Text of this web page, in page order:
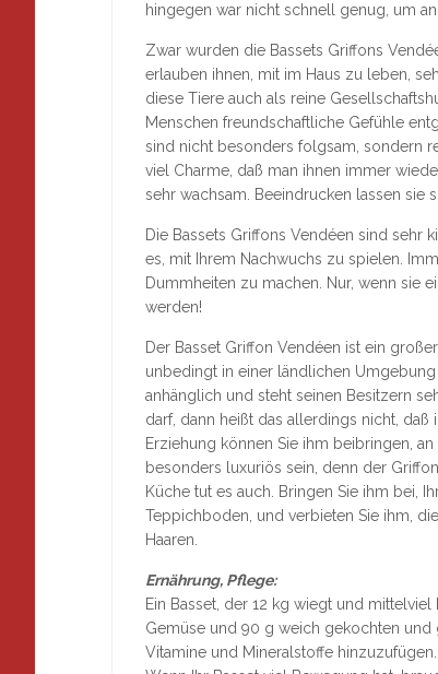
hingegen war nicht schnell genug, um
Zwar wurden die Bassets Griffons
erlauben ihnen, mit im Haus zu leben,
diese Tiere auch als reine
Menschen freundschaftliche Gefühle
sind nicht besonders folgsam, sondern
viel Charme, daß man ihnen immer
sehr wachsam. Beeindrucken lassen sie
Die Bassets Griffons Vendéen sind sehr
es, mit Ihrem Nachwuchs zu spielen.
Dummheiten zu machen. Nur, wenn sie
werden!
Der Basset Griffon Vendéen ist ein
unbedingt in einer ländlichen
anhänglich und steht seinen Besitzern
darf, dann heißt das allerdings nicht,
Erziehung können Sie ihm beibringen,
besonders luxuriös sein, denn der
Küche tut es auch. Bringen Sie ihm bei,
Teppichboden, und verbieten Sie ihm,
Haaren.
Ernährung, Pflege:
Ein Basset, der 12 kg wiegt und
Gemüse und 90 g weich gekochten und
Vitamine und Mineralstoffe